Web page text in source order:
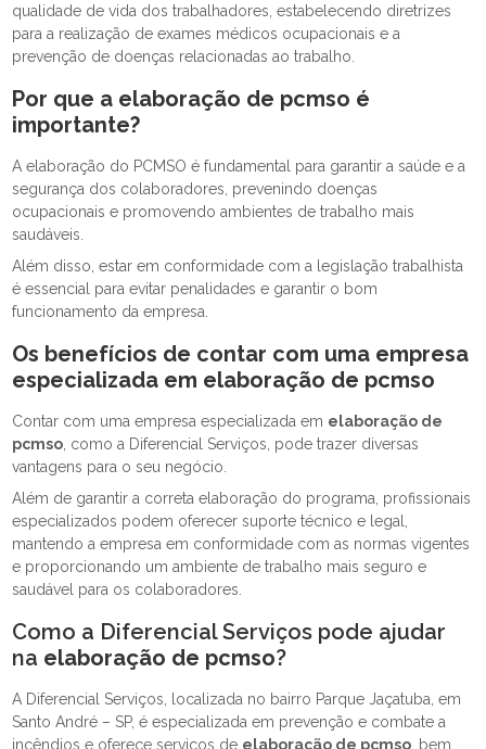
qualidade de vida dos trabalhadores, estabelecendo diretrizes
para a realização de exames médicos ocupacionais e a
prevenção de doenças relacionadas ao trabalho.
Por que a elaboração de pcmso é
importante?
A elaboração do PCMSO é fundamental para garantir a saúde e a
segurança dos colaboradores, prevenindo doenças
ocupacionais e promovendo ambientes de trabalho mais
saudáveis.
Além disso, estar em conformidade com a legislação trabalhista
é essencial para evitar penalidades e garantir o bom
funcionamento da empresa.
Os benefícios de contar com uma empresa
especializada em elaboração de pcmso
Contar com uma empresa especializada em elaboração de
pcmso , como a Diferencial Serviços, pode trazer diversas
vantagens para o seu negócio.
Além de garantir a correta elaboração do programa, profissionais
especializados podem oferecer suporte técnico e legal,
mantendo a empresa em conformidade com as normas vigentes
e proporcionando um ambiente de trabalho mais seguro e
saudável para os colaboradores.
Como a Diferencial Serviços pode ajudar
na elaboração de pcmso?
A Diferencial Serviços, localizada no bairro Parque Jaçatuba, em
Santo André – SP, é especializada em prevenção e combate a
incêndios e oferece serviços de elaboração de pcmso , bem